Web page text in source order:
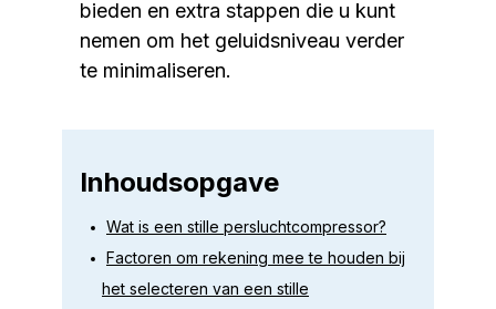
bieden en extra stappen die u kunt
nemen om het geluidsniveau verder
te minimaliseren.
Inhoudsopgave
Wat is een stille persluchtcompressor?
Factoren om rekening mee te houden bij
het selecteren van een stille